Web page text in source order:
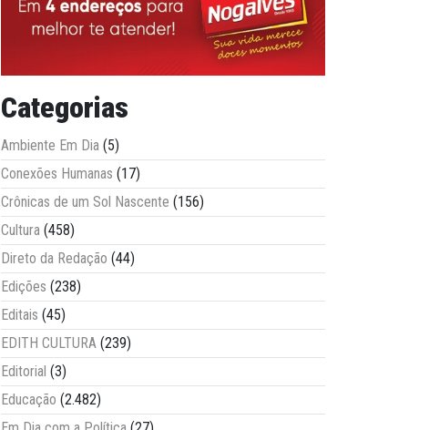
Categorias
Ambiente Em Dia (5)
Conexões Humanas (17)
Crônicas de um Sol Nascente (156)
Cultura (458)
Direto da Redação (44)
Edições (238)
Editais (45)
EDITH CULTURA (239)
Editorial (3)
Educação (2.482)